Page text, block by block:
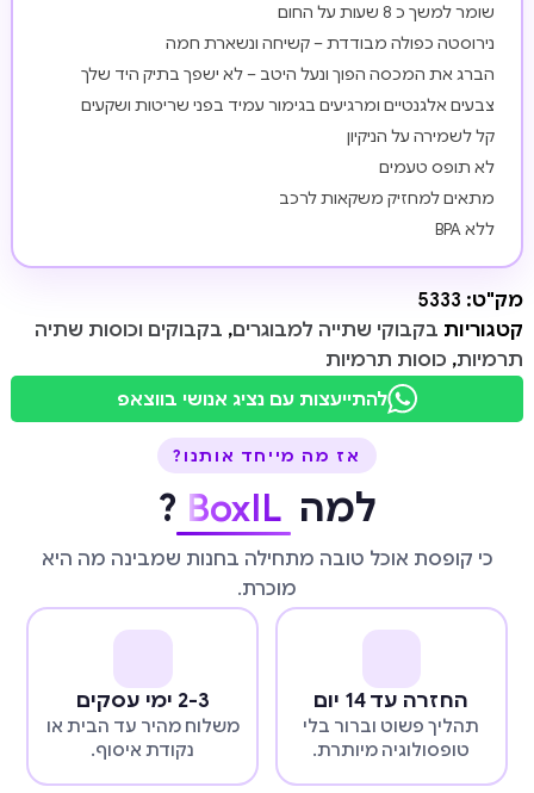
שומר למשך כ 8 שעות על החום
נירוסטה כפולה מבודדת – קשיחה ונשארת חמה
הברג את המכסה הפוך ונעל היטב – לא ישפך בתיק היד שלך
צבעים אלגנטיים ומרגיעים בגימור עמיד בפני שריטות ושקעים
קל לשמירה על הניקיון
לא תופס טעמים
מתאים למחזיק משקאות לרכב
ללא BPA
מק"ט: 5333
קטגוריות בקבוקי שתייה למבוגרים, בקבוקים וכוסות שתיה
תרמיות, כוסות תרמיות
להתייעצות עם נציג אנושי בווצאפ
אז מה מייחד אותנו?
למה BoxIL
?
כי קופסת אוכל טובה מתחילה בחנות שמבינה מה היא
מוכרת.
החזרה עד 14 יום
תהליך פשוט וברור בלי
טופסולוגיה מיותרת.
2-3 ימי עסקים
משלוח מהיר עד הבית או
נקודת איסוף.